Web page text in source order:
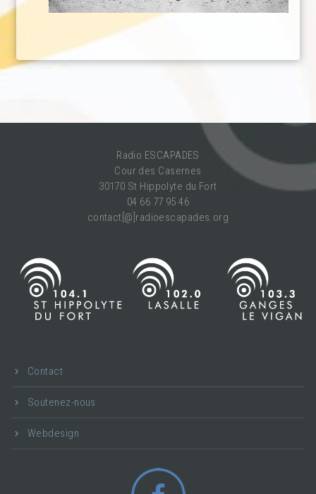
Radio ESCAPADES
Cour des Casernes
30170 St Hippolyte du Fort
04 66 77 95 46
contact[@]radioescapades.org
Contact
Soutenez-nous
Webdesign